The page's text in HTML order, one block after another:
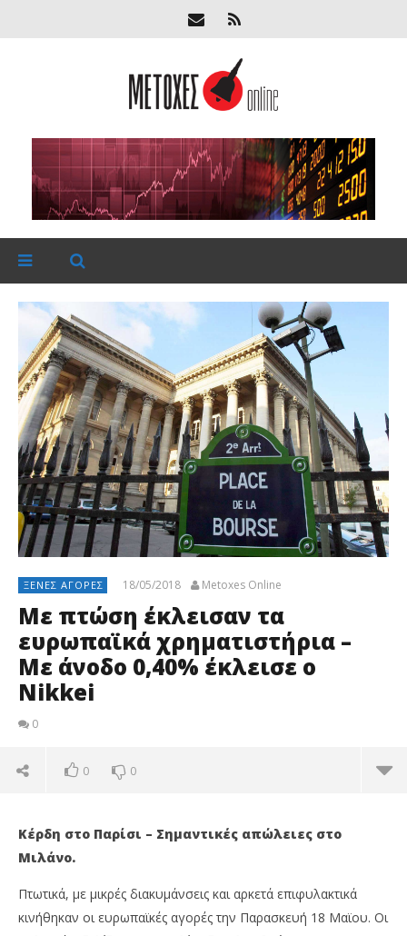
ΞΈΝΕΣ ΑΓΟΡΈΣ 18/05/2018 Metoxes Online
Με πτώση έκλεισαν τα
ευρωπαϊκά χρηματιστήρια –
Με άνοδο 0,40% έκλεισε ο
Nikkei
0
0 0
Κέρδη στο Παρίσι – Σημαντικές απώλειες στο
Μιλάνο.
Πτωτικά, με μικρές διακυμάνσεις και αρκετά επιφυλακτικά
κινήθηκαν οι ευρωπαϊκές αγορές την Παρασκευή 18 Μαϊου. Οι